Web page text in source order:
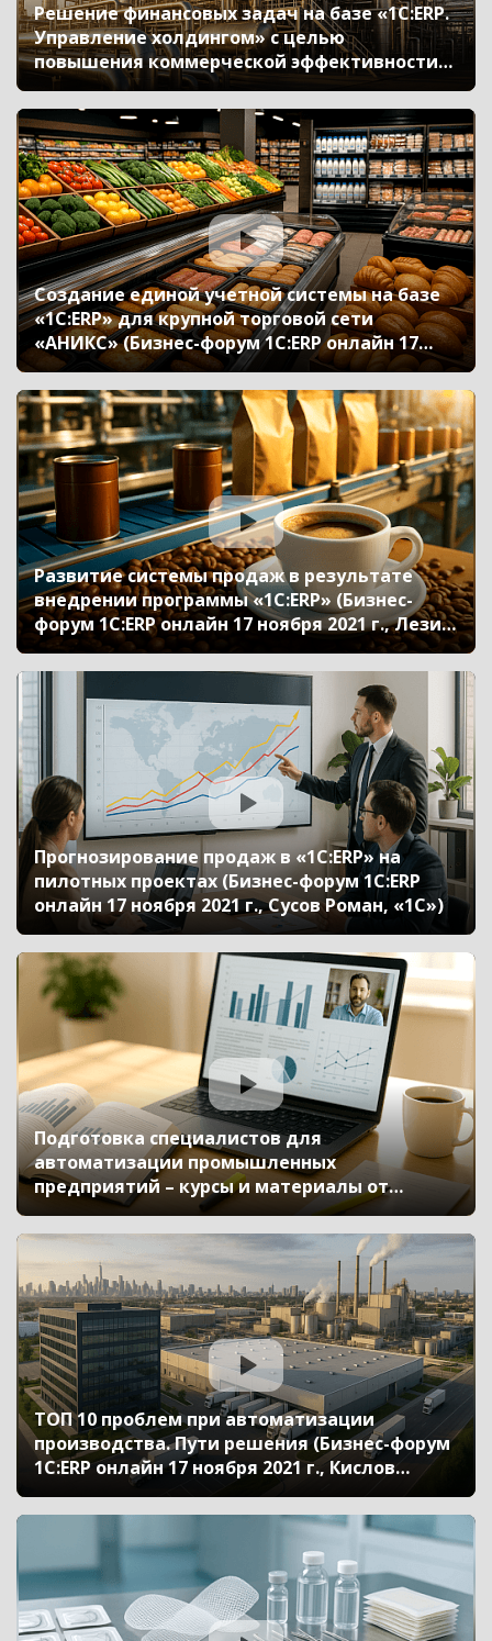
Решение финансовых задач на базе «1С:ERP.
Управление холдингом» с целью
повышения коммерческой эффективности
предприятия «КНГК-ИНПЗ» (Бизнес-форум
1С:ERP онлайн 17 ноября 2021 г., Видовская
Тамара, ООО «КНГК-ИНПЗ»)
Создание единой учетной системы на базе
«1С:ERP» для крупной торговой сети
«АНИКС» (Бизнес-форум 1С:ERP онлайн 17
ноября 2021 г., Часовских Оксана, ТД
«АНИКС»)
Развитие системы продаж в результате
внедрении программы «1С:ERP» (Бизнес-
форум 1С:ERP онлайн 17 ноября 2021 г., Лезин
Эдуард, «1С»)
Прогнозирование продаж в «1С:ERP» на
пилотных проектах (Бизнес-форум 1С:ERP
онлайн 17 ноября 2021 г., Сусов Роман, «1С»)
Подготовка специалистов для
автоматизации промышленных
предприятий – курсы и материалы от
фирмы «1С» (Бизнес-форум 1С:ERP онлайн 17
ноября 2021 г., Агафонова Татьяна, Кислов
Алексей, «1С»)
ТОП 10 проблем при автоматизации
производства. Пути решения (Бизнес-форум
1С:ERP онлайн 17 ноября 2021 г., Кислов
Алексей, «1С»)